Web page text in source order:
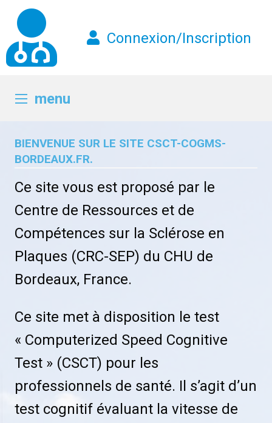
Connexion/Inscription
menu
BIENVENUE SUR LE SITE CSCT-COGMS-
BORDEAUX.FR.
Ce site vous est proposé par le
Centre de Ressources et de
Compétences sur la Sclérose en
Plaques (CRC-SEP) du CHU de
Bordeaux, France.
Ce site met à disposition le test
« Computerized Speed Cognitive
Test » (CSCT) pour les
professionnels de santé. Il s’agit d’un
test cognitif évaluant la vitesse de